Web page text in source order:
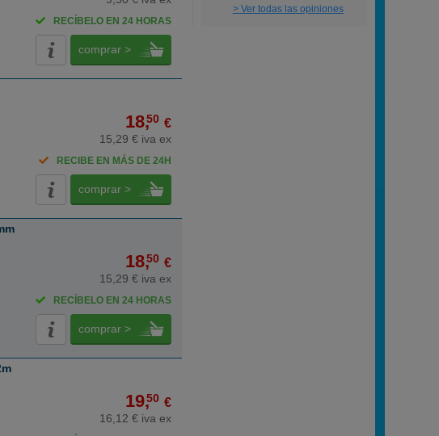
> Ver todas las opiniones
RECÍBELO EN 24 HORAS
comprar >
18,50 €
15,29 € iva ex
RECIBE EN MÁS DE 24H
comprar >
18,50 €
15,29 € iva ex
RECÍBELO EN 24 HORAS
comprar >
19,50 €
16,12 € iva ex